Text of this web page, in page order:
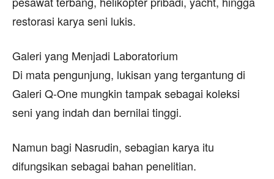
restorasi karya seni lukis.
Galeri yang Menjadi Laboratorium
Di mata pengunjung, lukisan yang tergantung di
Galeri Q-One mungkin tampak sebagai koleksi
seni yang indah dan bernilai tinggi.
Namun bagi Nasrudin, sebagian karya itu
difungsikan sebagai bahan penelitian.